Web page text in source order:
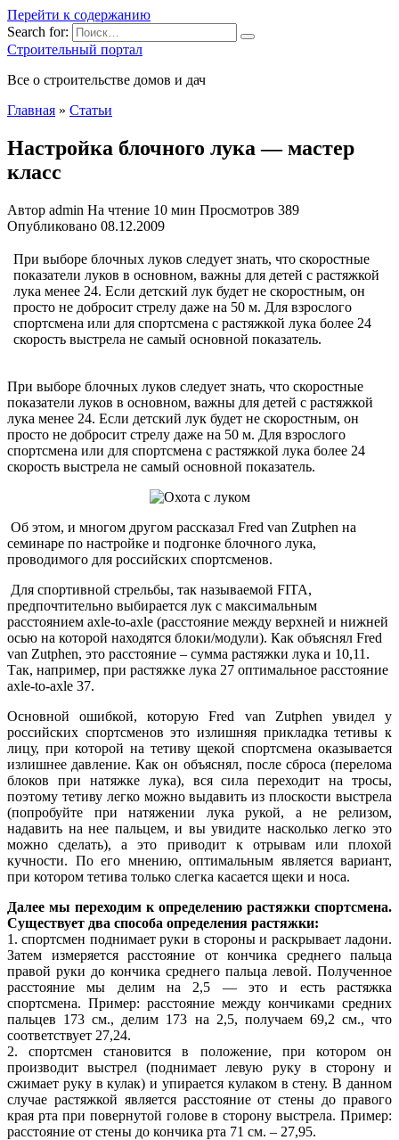
Перейти к содержанию
Search for:
Строительный портал
Все о строительстве домов и дач
Главная » Статьи
Настройка блочного лука — мастер
класс
Автор admin На чтение 10 мин Просмотров 389
Опубликовано 08.12.2009
При выборе блочных луков следует знать, что скоростные
показатели луков в основном, важны для детей с растяжкой
лука менее 24. Если детский лук будет не скоростным, он
просто не добросит стрелу даже на 50 м. Для взрослого
спортсмена или для спортсмена с растяжкой лука более 24
скорость выстрела не самый основной показатель.
При выборе блочных луков следует знать, что скоростные
показатели луков в основном, важны для детей с растяжкой
лука менее 24. Если детский лук будет не скоростным, он
просто не добросит стрелу даже на 50 м. Для взрослого
спортсмена или для спортсмена с растяжкой лука более 24
скорость выстрела не самый основной показатель.
Об этом, и многом другом рассказал Fred van Zutphen на
семинаре по настройке и подгонке блочного лука,
проводимого для российских спортсменов.
Для спортивной стрельбы, так называемой FITA,
предпочтительно выбирается лук с максимальным
расстоянием axle-to-axle (расстояние между верхней и нижней
осью на которой находятся блоки/модули). Как объяснял Fred
van Zutphen, это расстояние – сумма растяжки лука и 10,11.
Так, например, при растяжке лука 27 оптимальное расстояние
axle-to-axle 37.
Основной ошибкой, которую Fred van Zutphen увидел у
российских спортсменов это излишняя прикладка тетивы к
лицу, при которой на тетиву щекой спортсмена оказывается
излишнее давление. Как он объяснял, после сброса (перелома
блоков при натяжке лука), вся сила переходит на тросы,
поэтому тетиву легко можно выдавить из плоскости выстрела
(попробуйте при натяжении лука рукой, а не релизом,
надавить на нее пальцем, и вы увидите насколько легко это
можно сделать), а это приводит к отрывам или плохой
кучности. По его мнению, оптимальным является вариант,
при котором тетива только слегка касается щеки и носа.
Далее мы переходим к определению растяжки спортсмена.
Существует два способа определения растяжки:
1. спортсмен поднимает руки в стороны и раскрывает ладони.
Затем измеряется расстояние от кончика среднего пальца
правой руки до кончика среднего пальца левой. Полученное
расстояние мы делим на 2,5 — это и есть растяжка
спортсмена. Пример: расстояние между кончиками средних
пальцев 173 см., делим 173 на 2,5, получаем 69,2 см., что
соответствует 27,24.
2. спортсмен становится в положение, при котором он
производит выстрел (поднимает левую руку в сторону и
сжимает руку в кулак) и упирается кулаком в стену. В данном
случае растяжкой является расстояние от стены до правого
края рта при повернутой голове в сторону выстрела. Пример:
расстояние от стены до кончика рта 71 см. – 27,95.